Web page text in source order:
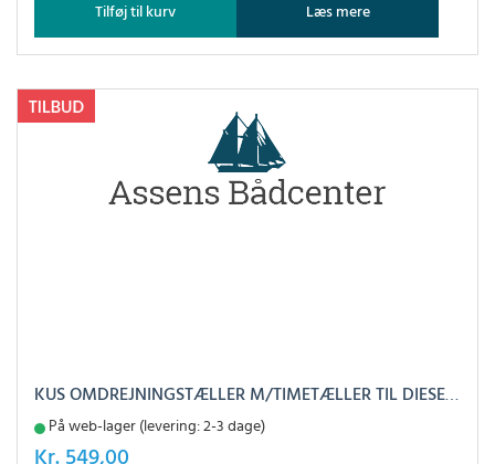
Tilføj til kurv Læs mere
KUS OMDREJNINGSTÆLLER M/TIMETÆLLER TIL DIESEL SORT, 0-3000
På web-lager (levering: 2-3 dage)